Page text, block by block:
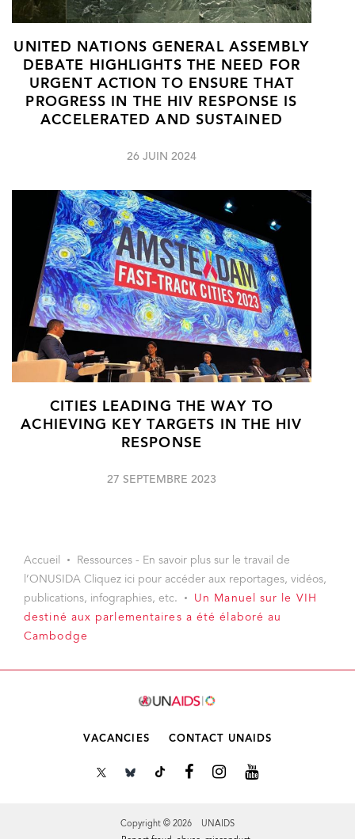
UNITED NATIONS GENERAL ASSEMBLY
DEBATE HIGHLIGHTS THE NEED FOR
URGENT ACTION TO ENSURE THAT
PROGRESS IN THE HIV RESPONSE IS
ACCELERATED AND SUSTAINED
26 JUIN 2024
CITIES LEADING THE WAY TO
ACHIEVING KEY TARGETS IN THE HIV
RESPONSE
27 SEPTEMBRE 2023
Accueil
Ressources - En savoir plus sur le travail de
l’ONUSIDA Cliquez ici pour accéder aux reportages, vidéos,
publications, infographies, etc.
Un Manuel sur le VIH
destiné aux parlementaires a été élaboré au
Cambodge
VACANCIES CONTACT UNAIDS
Copyright © 2026 UNAIDS